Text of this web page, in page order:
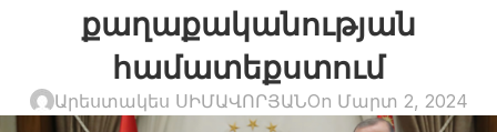
քաղաքականության
համատեքստում
Արեստակես ՍԻՄԱՎՈՐՅԱՆOn Մարտ 2, 2024